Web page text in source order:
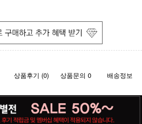
상품후기 (0) 상품문의 0 배송정보